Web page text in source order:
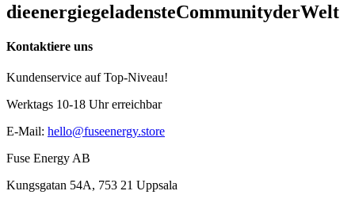
dieenergiegeladensteCommunityderWelt
Kontaktiere uns
Kundenservice auf Top-Niveau!
Werktags 10-18 Uhr erreichbar
E-Mail: hello@fuseenergy.store
Fuse Energy AB
Kungsgatan 54A, 753 21 Uppsala